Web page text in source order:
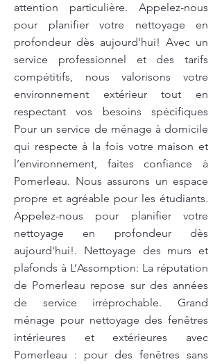
attention particulière. Appelez-nous
pour planifier votre nettoyage en
profondeur dès aujourd'hui! Avec un
service professionnel et des tarifs
compétitifs, nous valorisons votre
environnement extérieur tout en
respectant vos besoins spécifiques
Pour un service de ménage à domicile
qui respecte à la fois votre maison et
l’environnement, faites confiance à
Pomerleau. Nous assurons un espace
propre et agréable pour les étudiants.
Appelez-nous pour planifier votre
nettoyage en profondeur dès
aujourd'hui!. Nettoyage des murs et
plafonds à L’Assomption: La réputation
de Pomerleau repose sur des années
de service irréprochable. Grand
ménage pour nettoyage des fenêtres
intérieures et extérieures avec
Pomerleau : pour des fenêtres sans